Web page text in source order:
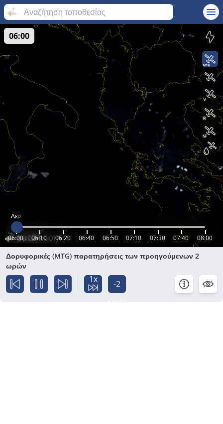
Δευ
06:00 06:10 06:20 06:40 06:50 07:10 07:30 07:40 08:00
06:00
Δορυφορικές (MTG) παρατηρήσεις των προηγούμενων 2
ωρών
1x
-2